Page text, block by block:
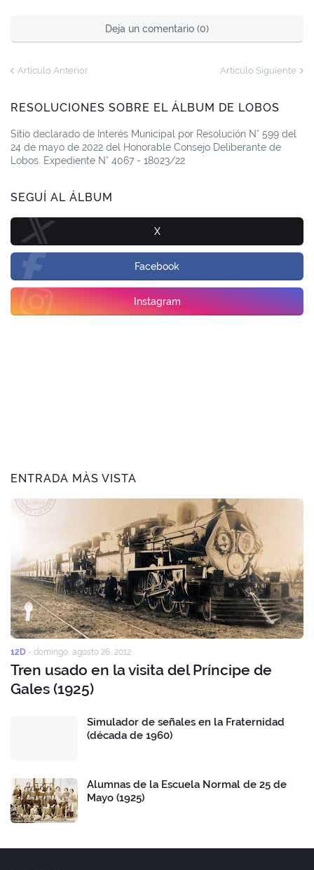
Deja un comentario (0)
Artículo Anterior Artículo Siguiente
RESOLUCIONES SOBRE EL ÁLBUM DE LOBOS
Sitio declarado de Interés Municipal por Resolución N° 599 del
24 de mayo de 2022 del Honorable Consejo Deliberante de
Lobos. Expediente N° 4067 - 18023/22
SEGUÍ AL ÁLBUM
X
Facebook
Instagram
ENTRADA MÀS VISTA
12D - domingo, agosto 26, 2012
Tren usado en la visita del Príncipe de
Gales (1925)
Simulador de señales en la Fraternidad
(década de 1960)
Alumnas de la Escuela Normal de 25 de
Mayo (1925)